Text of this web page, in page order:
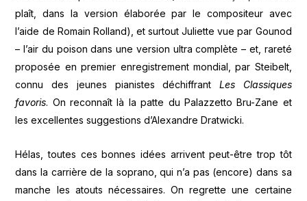
plaît, dans la version élaborée par le compositeur avec
l’aide de Romain Rolland), et surtout Juliette vue par Gounod
– l’air du poison dans une version ultra complète – et, rareté
proposée en premier enregistrement mondial, par Steibelt,
connu des jeunes pianistes déchiffrant Les Classiques
favoris. On reconnaît là la patte du Palazzetto Bru-Zane et
les excellentes suggestions d’Alexandre Dratwicki.
Hélas, toutes ces bonnes idées arrivent peut-être trop tôt
dans la carrière de la soprano, qui n’a pas (encore) dans sa
manche les atouts nécessaires. On regrette une certaine